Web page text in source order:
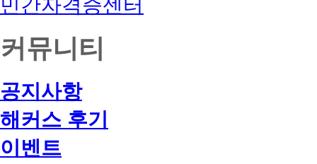
민간자격증센터
커뮤니티
공지사항
해커스 후기
이벤트